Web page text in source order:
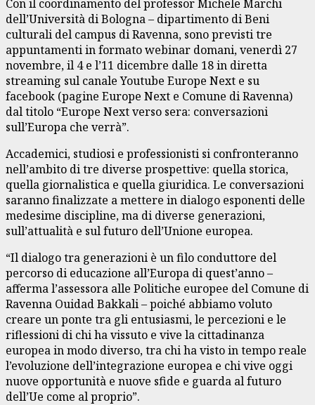
Con il coordinamento del professor Michele Marchi
dell’Università di Bologna – dipartimento di Beni
culturali del campus di Ravenna, sono previsti tre
appuntamenti in formato webinar domani, venerdì 27
novembre, il 4 e l’11 dicembre dalle 18 in diretta
streaming sul canale Youtube Europe Next e su
facebook (pagine Europe Next e Comune di Ravenna)
dal titolo “Europe Next verso sera: conversazioni
sull’Europa che verrà”.
Accademici, studiosi e professionisti si confronteranno
nell’ambito di tre diverse prospettive: quella storica,
quella giornalistica e quella giuridica. Le conversazioni
saranno finalizzate a mettere in dialogo esponenti delle
medesime discipline, ma di diverse generazioni,
sull’attualità e sul futuro dell’Unione europea.
“Il dialogo tra generazioni è un filo conduttore del
percorso di educazione all’Europa di quest’anno –
afferma l’assessora alle Politiche europee del Comune di
Ravenna Ouidad Bakkali – poiché abbiamo voluto
creare un ponte tra gli entusiasmi, le percezioni e le
riflessioni di chi ha vissuto e vive la cittadinanza
europea in modo diverso, tra chi ha visto in tempo reale
l’evoluzione dell’integrazione europea e chi vive oggi
nuove opportunità e nuove sfide e guarda al futuro
dell’Ue come al proprio”.